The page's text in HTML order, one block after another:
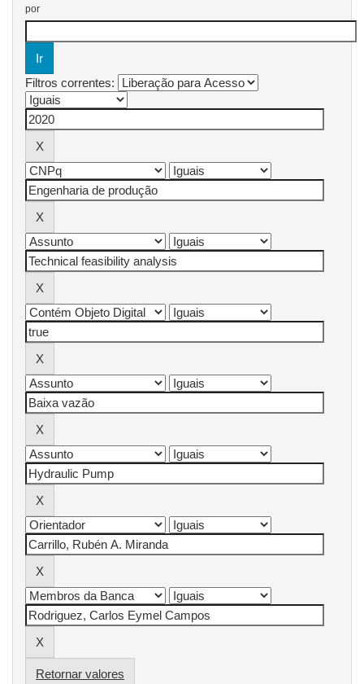
por
Filtros correntes:
Retornar valores